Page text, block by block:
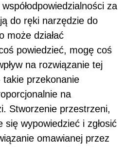
za
do ręki narzędzie do
może działać
powiedzieć, mogę coś
na rozwiązanie tej
takie przekonanie
na
Stworzenie przestrzeni,
wypowiedzieć i zgłosić
omawianej przez